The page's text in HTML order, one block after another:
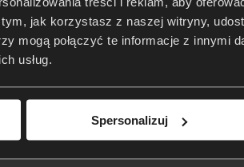
jak korzystasz z naszej witryny,
mogą połączyć te informacje z innymi
usług.
Spersonalizuj